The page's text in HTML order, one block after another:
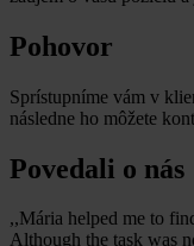
Pohovor
Sprístupníme vám v
následne ho môžete
Povedali o nás
,,Mária helped me to
Although the task was